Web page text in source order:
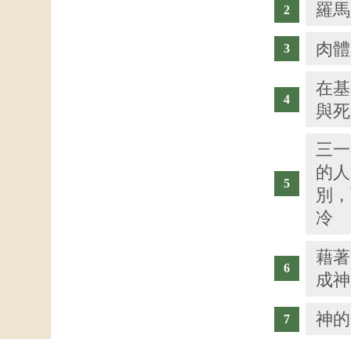
羅
肉
在
與
三
的
別
冷
藉
成
神